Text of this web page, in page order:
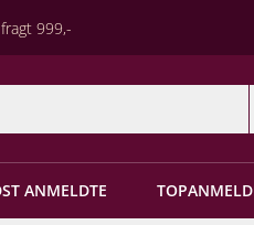
999,-
ANMELDTE